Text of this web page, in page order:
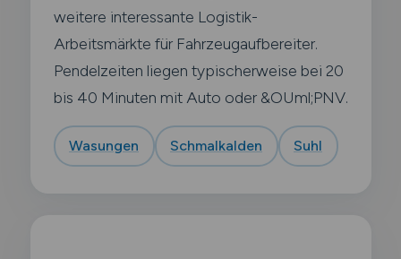
weitere interessante Logistik-
Arbeitsmärkte für Fahrzeugaufbereiter.
Pendelzeiten liegen typischerweise bei 20
bis 40 Minuten mit Auto oder &OUml;PNV.
Wasungen Schmalkalden Suhl